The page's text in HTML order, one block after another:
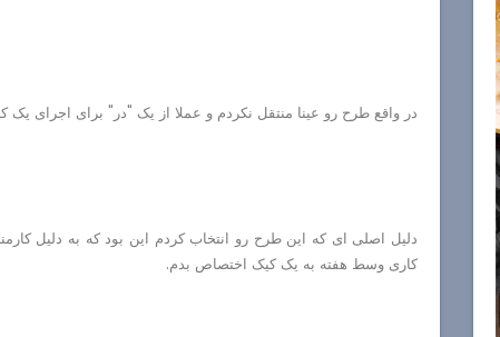
در واقع طرح رو عینا منتقل نکردم و عملا از یک "در" برای اجرای یک
دلیل اصلی ای که این طرح رو انتخاب کردم این بود که به دلیل
کاری وسط هفته به یک کیک اختصاص بدم.